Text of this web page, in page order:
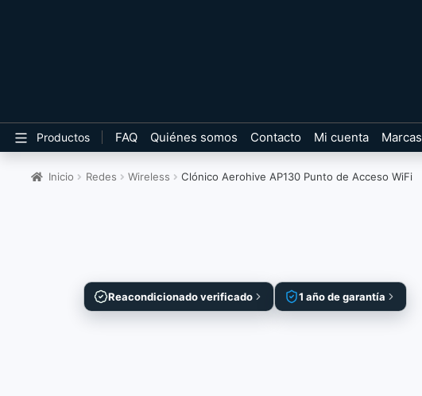
Productos FAQ Quiénes somos Contacto Mi cuenta Marcas
Inicio Redes Wireless Clónico Aerohive AP130 Punto de Acceso WiFi
Reacondicionado verificado 1 año de garantía